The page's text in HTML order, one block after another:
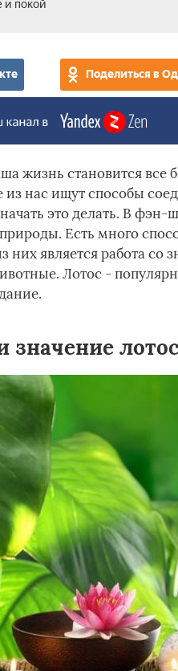
и покой
Поделиться в
жизнь становится
из нас ищут способы
это делать. В
Есть много
них является работа
Лотос -
значение